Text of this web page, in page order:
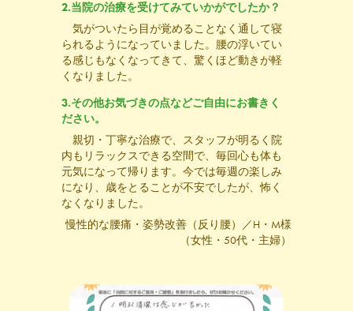
2.当院の治療を受けてみていかがでしたか？
気がついたら目が覚めることなく通して寝
られるようになっていました。腰の浮いてい
る感じもなくなってきて、驚くほど動きが軽
くなりました。
3.その他お気づきの点などご自由にお書きく
ださい。
親切・丁寧な治療で、スタッフが明るく院
内もリラックスできる空間で、毎回心も体も
元気になって帰ります。今では毎週の楽しみ
になり、歳をとることが不安でしたが、怖く
なくなりました。
慢性的な腰痛・姿勢改善（反り腰）／H・M様
（女性・50代・主婦）